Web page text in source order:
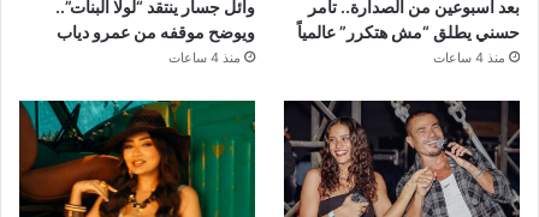
بعد أسبوعين من الصدارة.. تامر
حسني يطلق “مش هتكرر” عالمياً
منذ 4 ساعات
وائل جسار ينتقد “لولا البنات”..
ويوضح موقفه من عمرو دياب
منذ 4 ساعات